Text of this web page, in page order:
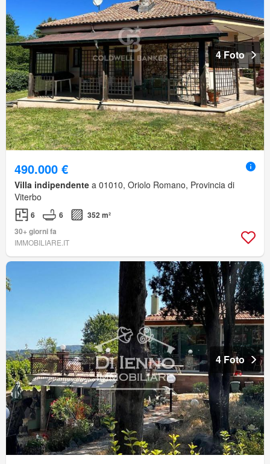
4 Foto
490.000 €
Villa indipendente a 01010, Oriolo Romano, Provincia di
Viterbo
6 6
352 m²
30+ giorni fa
IMMOBILIARE.IT
4 Foto